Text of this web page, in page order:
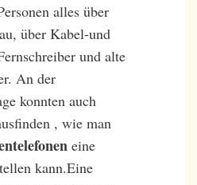
alles über
über Kabel-und
und alte
An der
konnten auch
, wie man
eine
kann.Eine